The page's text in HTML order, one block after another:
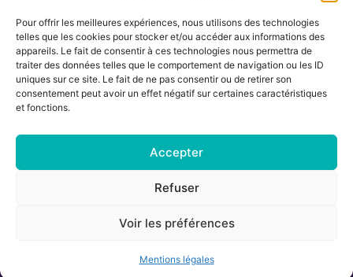
Pour offrir les meilleures expériences, nous utilisons des technologies
telles que les cookies pour stocker et/ou accéder aux informations des
appareils. Le fait de consentir à ces technologies nous permettra de
traiter des données telles que le comportement de navigation ou les ID
uniques sur ce site. Le fait de ne pas consentir ou de retirer son
consentement peut avoir un effet négatif sur certaines caractéristiques
et fonctions.
Accepter
Refuser
Voir les préférences
Mentions légales
Lisa Charlin
Praticienne en Ayurveda
06.67.27.25.19
138 avenue de la Royale, résidence les
Cigalines 34160 Castries
Conditions générales de vente
Tous droits réservés © 2024